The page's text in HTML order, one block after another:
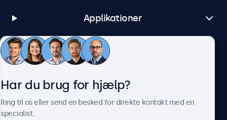
Applikationer
Kundeservice
Har du brug for hjælp?
Ring til os eller send en besked for direkte kontakt med en
specialist.